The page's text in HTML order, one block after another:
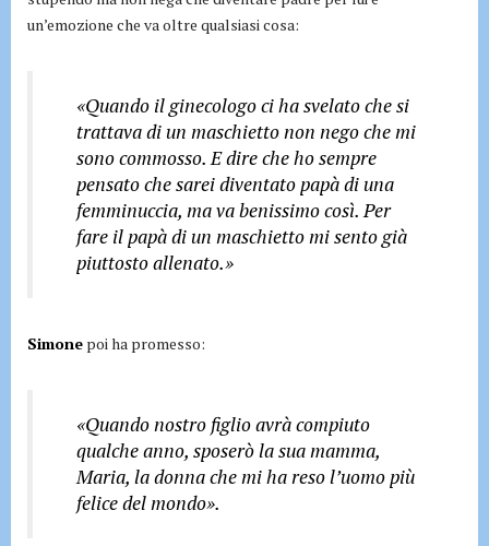
un’emozione che va oltre qualsiasi cosa:
«Quando il ginecologo ci ha svelato che si
trattava di un maschietto non nego che mi
sono commosso. E dire che ho sempre
pensato che sarei diventato papà di una
femminuccia, ma va benissimo così. Per
fare il papà di un maschietto mi sento già
piuttosto allenato.»
Simone poi ha promesso:
«Quando nostro figlio avrà compiuto
qualche anno, sposerò la sua mamma,
Maria, la donna che mi ha reso l’uomo più
felice del mondo».